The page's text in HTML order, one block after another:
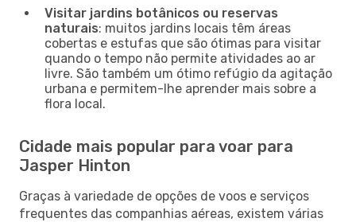
Visitar jardins botânicos ou reservas
naturais: muitos jardins locais têm áreas
cobertas e estufas que são ótimas para visitar
quando o tempo não permite atividades ao ar
livre. São também um ótimo refúgio da agitação
urbana e permitem-lhe aprender mais sobre a
flora local.
Cidade mais popular para voar para
Jasper Hinton
Graças à variedade de opções de voos e serviços
frequentes das companhias aéreas, existem várias